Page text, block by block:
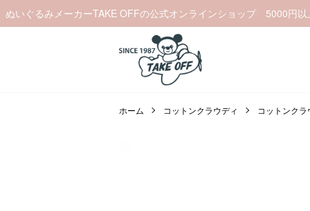
ぬいぐるみメーカーTAKE OFFの公式オンラインショップ 5000円以
ホーム コットンクラウディ コットンク